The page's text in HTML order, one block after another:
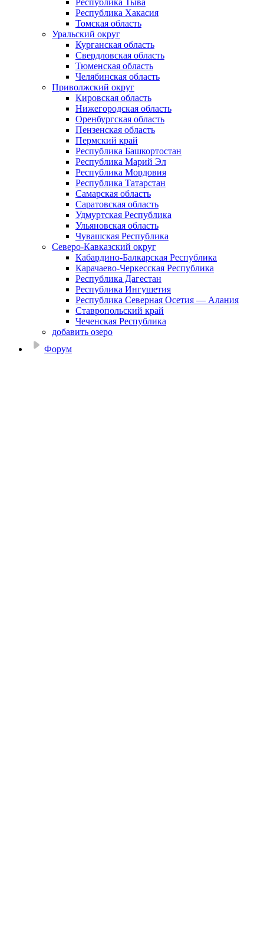
Республика Тыва
Республика Хакасия
Томская область
Уральский округ
Курганская область
Свердловская область
Тюменская область
Челябинская область
Приволжский округ
Кировская область
Нижегородская область
Оренбургская область
Пензенская область
Пермский край
Республика Башкортостан
Республика Марий Эл
Республика Мордовия
Республика Татарстан
Самарская область
Саратовская область
Удмуртская Республика
Ульяновская область
Чувашская Республика
Северо-Кавказский округ
Кабардино-Балкарская Республика
Карачаево-Черкесская Республика
Республика Дагестан
Республика Ингушетия
Республика Северная Осетия — Алания
Ставропольский край
Чеченская Республика
добавить озеро
Форум